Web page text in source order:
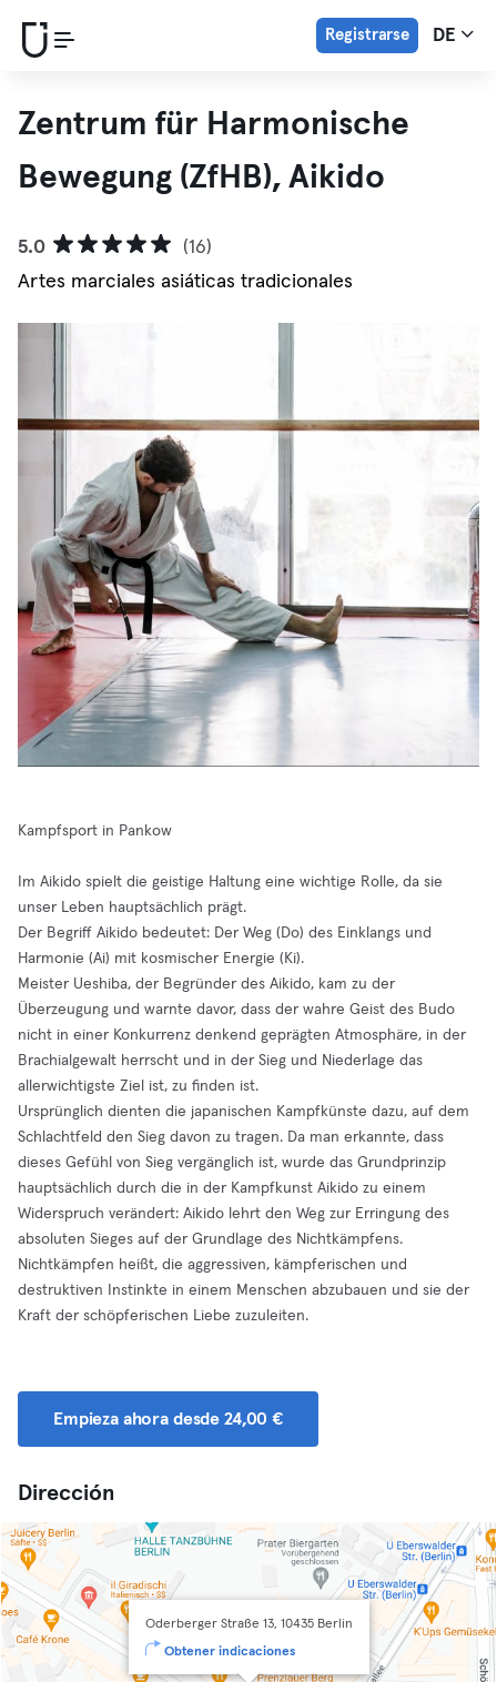
Registrarse DE
Zentrum für Harmonische
Bewegung (ZfHB), Aikido
5.0
(16)
Artes marciales asiáticas tradicionales
Kampfsport in Pankow
Im Aikido spielt die geistige Haltung eine wichtige Rolle, da sie
unser Leben hauptsächlich prägt.
Der Begriff Aikido bedeutet: Der Weg (Do) des Einklangs und
Harmonie (Ai) mit kosmischer Energie (Ki).
Meister Ueshiba, der Begründer des Aikido, kam zu der
Überzeugung und warnte davor, dass der wahre Geist des Budo
nicht in einer Konkurrenz denkend geprägten Atmosphäre, in der
Brachialgewalt herrscht und in der Sieg und Niederlage das
allerwichtigste Ziel ist, zu finden ist.
Ursprünglich dienten die japanischen Kampfkünste dazu, auf dem
Schlachtfeld den Sieg davon zu tragen. Da man erkannte, dass
dieses Gefühl von Sieg vergänglich ist, wurde das Grundprinzip
hauptsächlich durch die in der Kampfkunst Aikido zu einem
Widerspruch verändert: Aikido lehrt den Weg zur Erringung des
absoluten Sieges auf der Grundlage des Nichtkämpfens.
Nichtkämpfen heißt, die aggressiven, kämpferischen und
destruktiven Instinkte in einem Menschen abzubauen und sie der
Kraft der schöpferischen Liebe zuzuleiten.
Empieza ahora desde 24,00 €
Dirección
Oderberger Straße 13, 10435 Berlin
Obtener indicaciones